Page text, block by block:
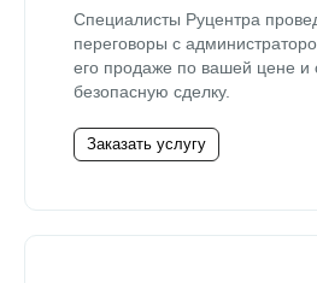
Специалисты Руцентра
переговоры с
его продаже по вашей цене и
безопасную сделку.
Заказать услугу